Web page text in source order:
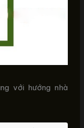
với hướng nhà